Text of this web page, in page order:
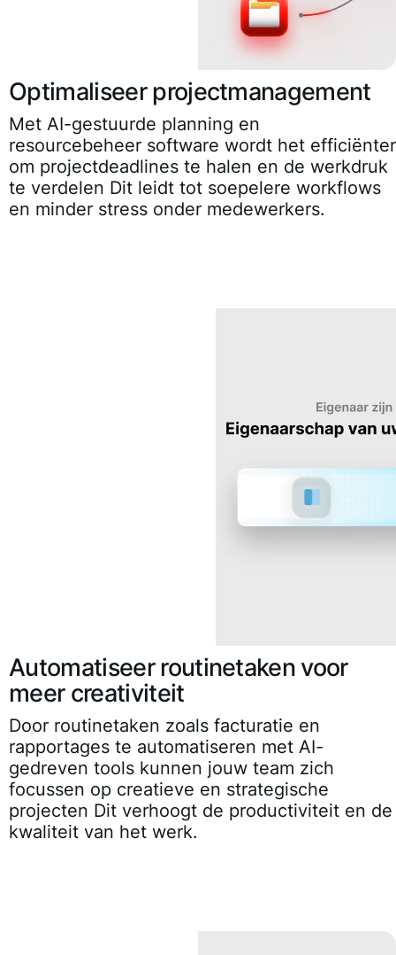
Optimaliseer projectmanagement
Met AI-gestuurde planning en
resourcebeheer software wordt het efficiënter
om projectdeadlines te halen en de werkdruk
te verdelen Dit leidt tot soepelere workflows
en minder stress onder medewerkers.
Automatiseer routinetaken voor
meer creativiteit
Door routinetaken zoals facturatie en
rapportages te automatiseren met AI-
gedreven tools kunnen jouw team zich
focussen op creatieve en strategische
projecten Dit verhoogt de productiviteit en de
kwaliteit van het werk.